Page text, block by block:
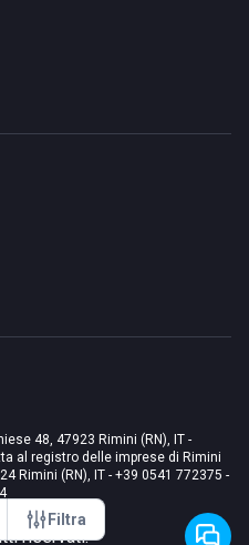
Filtra
48, 47923 Rimini (RN), IT -
al registro delle imprese di Rimini
Rimini (RN), IT - +39 0541 772375 -
riservati.